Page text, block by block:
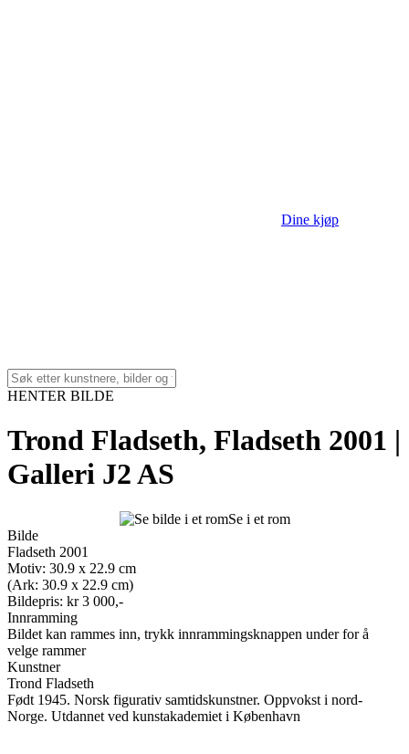
Dine kjøp
HENTER BILDE
Trond Fladseth, Fladseth 2001 |
Galleri J2 AS
Se i et rom
Bilde
Fladseth 2001
Motiv: 30.9 x 22.9 cm
(Ark: 30.9 x 22.9 cm)
Bildepris: kr 3 000,-
Innramming
Bildet kan rammes inn, trykk innrammingsknappen under for å
velge rammer
Kunstner
Trond Fladseth
Født 1945. Norsk figurativ samtidskunstner. Oppvokst i nord-
Norge. Utdannet ved kunstakademiet i København